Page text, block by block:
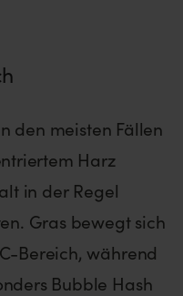
den meisten Fällen
Harz
in der Regel
Gras bewegt sich
Bereich, während
Bubble Hash